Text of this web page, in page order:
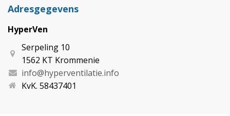
Adresgegevens
HyperVen
Serpeling 10
1562 KT Krommenie
info@hyperventilatie.info
KvK. 58437401